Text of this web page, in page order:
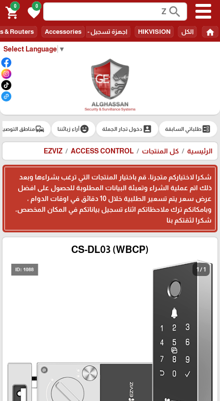
Select Language ▼
search
0
favorite
0
shopping_cart
home الكل HIKVISION اجهزة تسجيل - Recorders & Routers Accessories
ballotطلباتي السابقة account_boxدخول تجار الجملة emoji_emotionsآراء زبائننا commuteمناطق
الرئيسية كل المنتجات EZVIZ ACCESS CONTROL
شكرا لاختياركم متجرنا، قم باختيار المنتجات التي ترغب بشراءها وبعد
ذلك اتم عملية الشراء وتعبئة البيانات المطلوبة للحصول على افضل
عرض سعر يتم تسعير الطلبية خلال 10 دقائق في اوقات الدوام ،
وبامكانكم ترك ملاحظاتكم اثناء تسجيل بياناتكم في المكان المخصص،
شكرا لثقتكم بنا
CS-DL03 (WBCP)
1 / 1